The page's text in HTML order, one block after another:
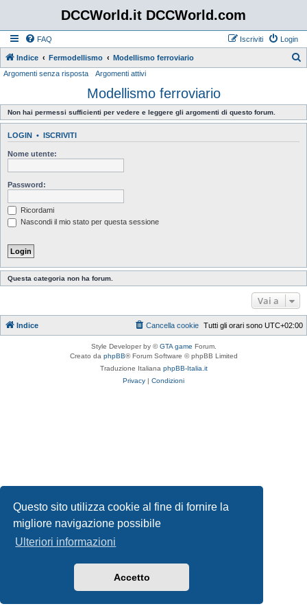
Questo sito utilizza cookie al fine di fornire la
migliore navigazione possibile
Ulteriori informazioni
Accetto
DCCWorld.it DCCWorld.com
FAQ Login
Iscriviti
Indice Fermodellismo Modellismo ferroviario
c
a
Argomenti senza risposta Argomenti attivi
Modellismo ferroviario
Non hai permessi sufficienti per vedere e leggere gli argomenti di questo forum.
LOGIN • ISCRIVITI
Nome utente:
Password:
Ricordami
Nascondi il mio stato per questa sessione
Questa categoria non ha forum.
Vai a
Indice Tutti gli orari sono UTC+02:00
Cancella cookie
Style Developer by ©GTA game Forum.
Creato da phpBB® Forum Software © phpBB Limited
Traduzione Italiana phpBB-Italia.it
Privacy | Condizioni